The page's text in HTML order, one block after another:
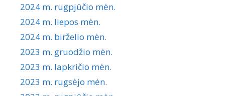
2024 m. rugpjūčio mėn.
2024 m. liepos mėn.
2024 m. birželio mėn.
2023 m. gruodžio mėn.
2023 m. lapkričio mėn.
2023 m. rugsėjo mėn.